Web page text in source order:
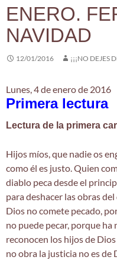
ENERO.
NAVIDAD
12/01/2016 ¡¡¡NO DEJES
Lunes, 4 de enero de 2016
Primera lectura
Lectura de la primera
Hijos míos, que nadie os
como él es justo. Quien
diablo peca desde el
para deshacer las obras
Dios no comete pecado,
no puede pecar, porque ha
reconocen los hijos de
no obra la justicia no es de